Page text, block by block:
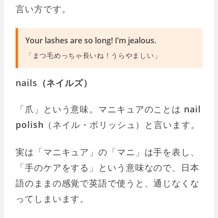
言い方です。
Your lashes are so long! I’m jealous.
「まつ毛めっちゃ長いね！うらやましい」
nails（ネイルズ）
「爪」という意味。マニキュアのことは nail
polish （ネイル・ポリッシュ）と言います。
実は「マニキュア」の「マニ」は手を表し、
「手のケアをする」という意味なので、日本
語のままの感覚で英語で使うと、通じなくな
ってしまいます。